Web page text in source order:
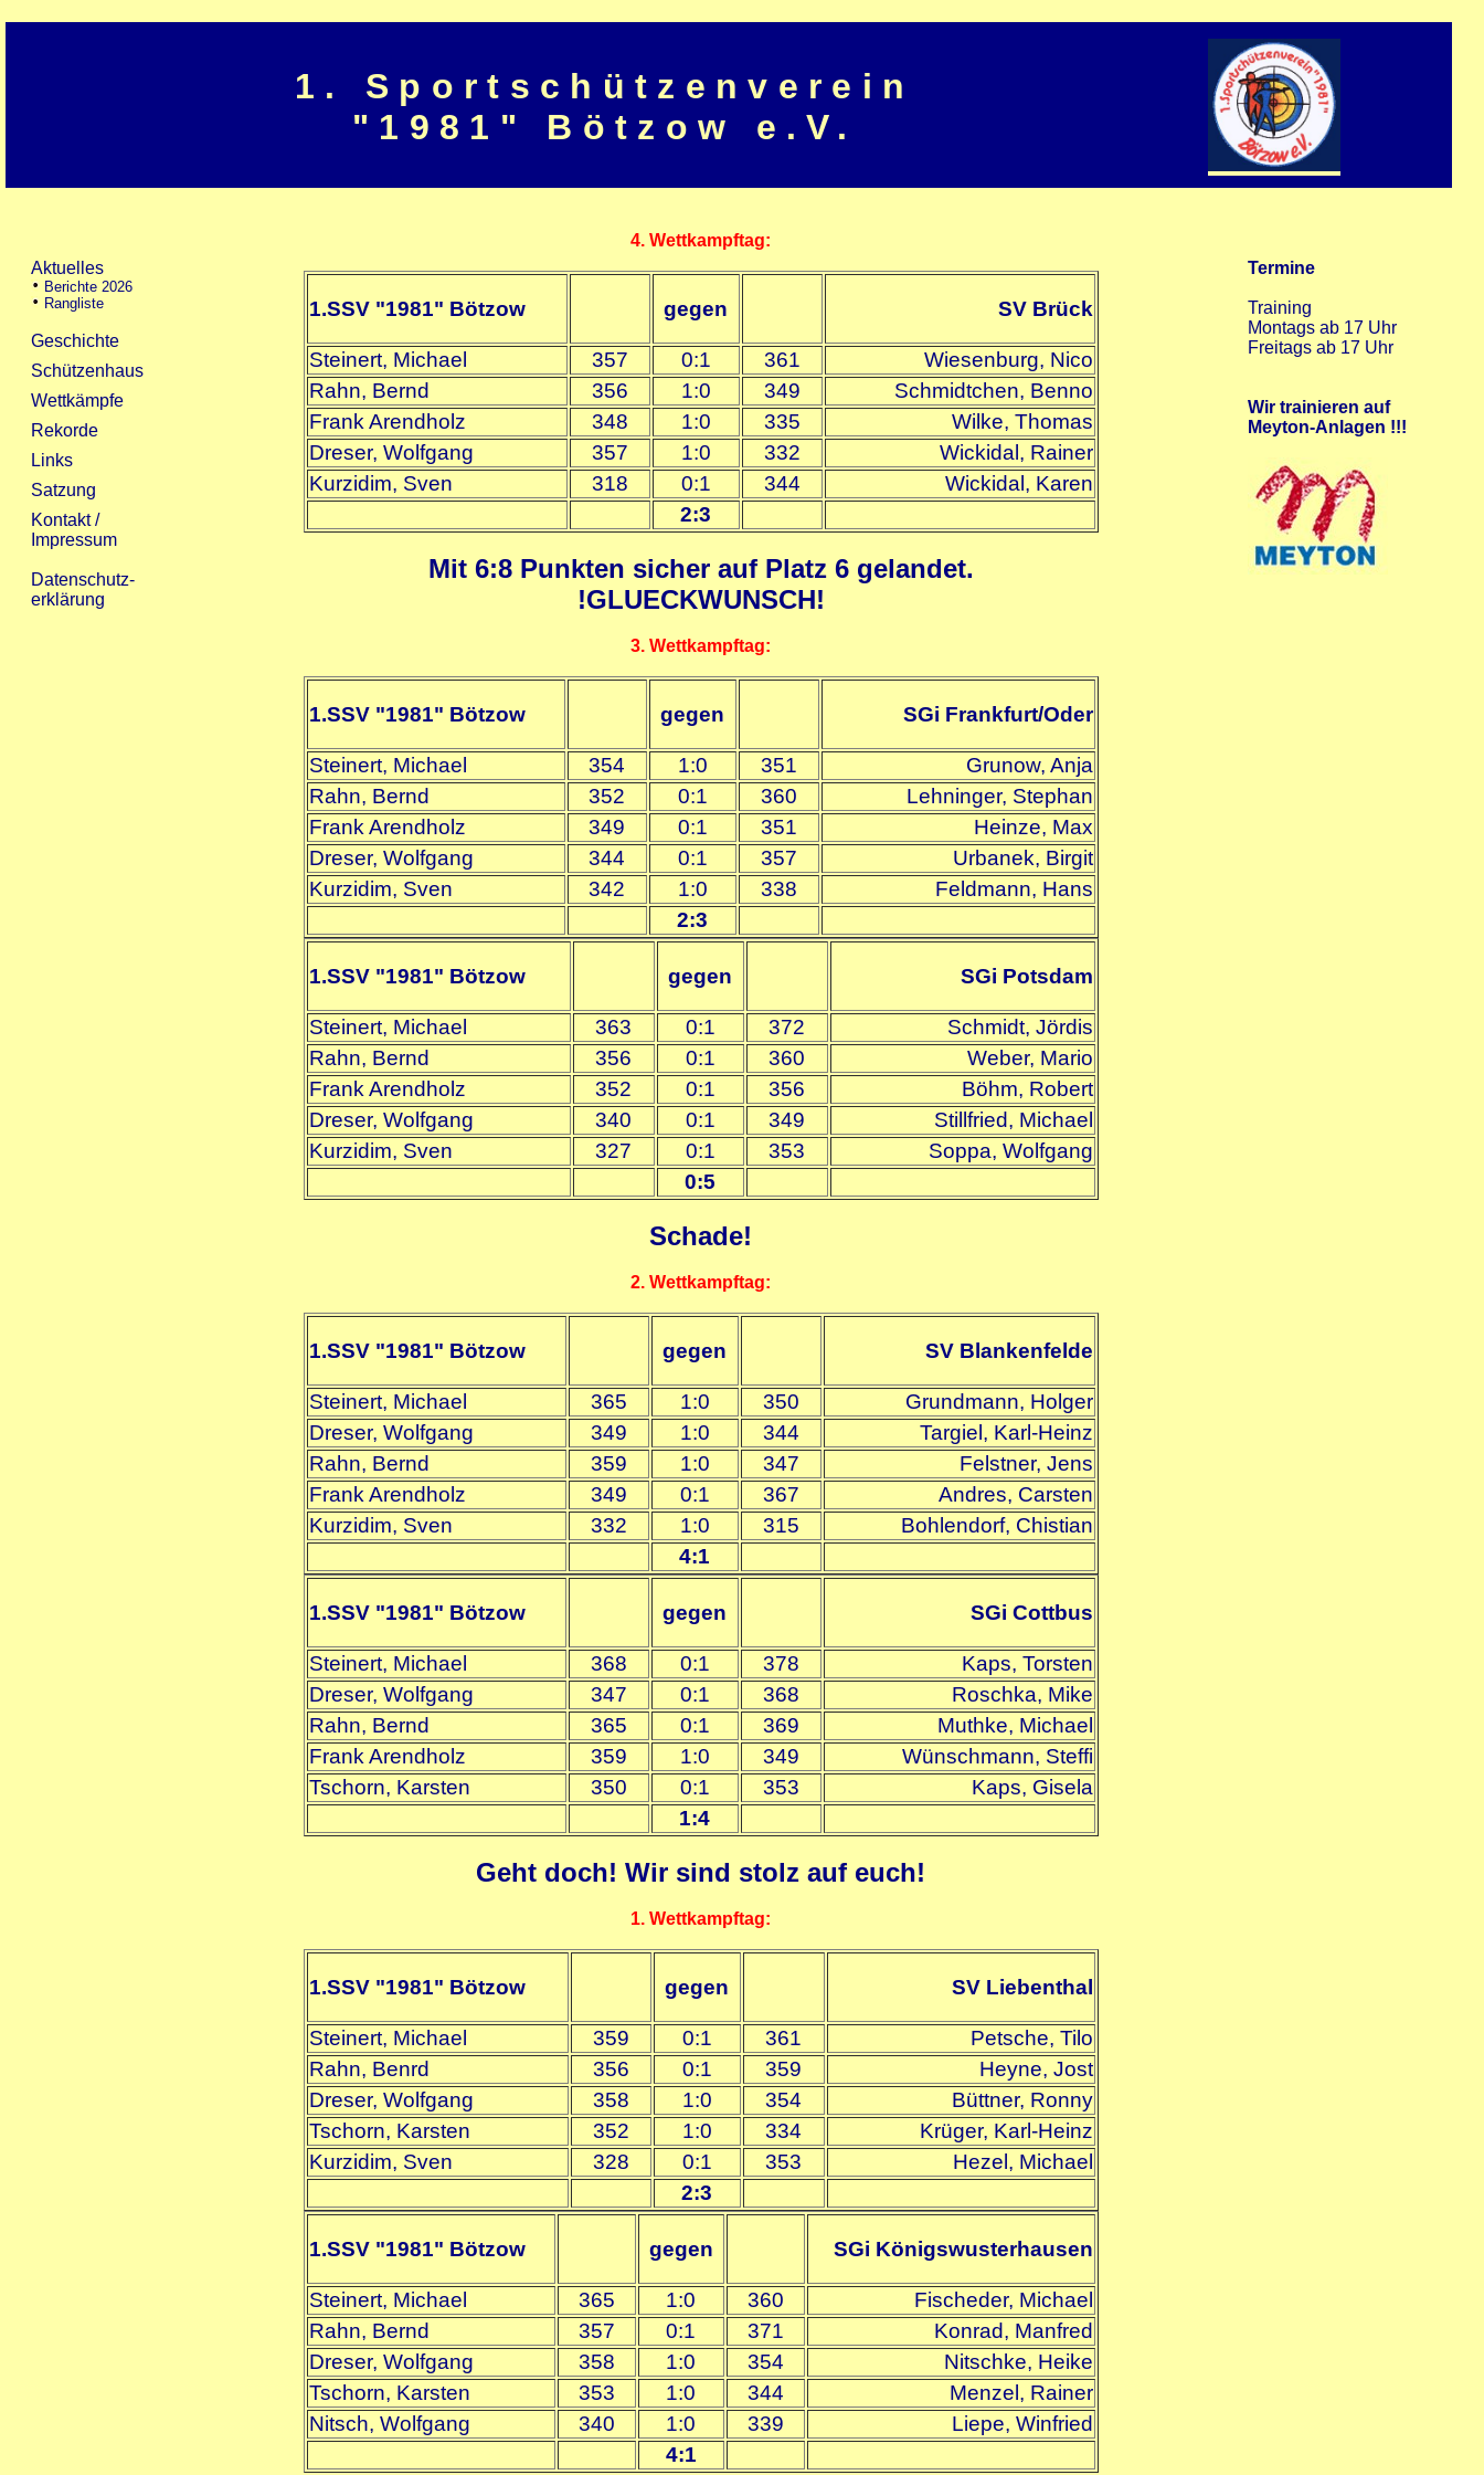
1. Sportschützenverein
"1981" Bötzow e.V.
4. Wettkampftag:
1.SSV "1981" Bötzow gegen SV Brück
Steinert, Michael 357 0:1 361
Wiesenburg, Nico
Rahn, Bernd
356 1:0 349
Schmidtchen, Benno
Frank Arendholz
348 1:0 335
Wilke, Thomas
Dreser, Wolfgang
357 1:0 332
Wickidal, Rainer
Kurzidim, Sven
318 0:1 344
Wickidal, Karen
2:3
Mit 6:8 Punkten sicher auf Platz 6 gelandet.
!GLUECKWUNSCH!
3. Wettkampftag:
1.SSV "1981" Bötzow gegen SGi Frankfurt/Oder
Steinert, Michael 354 1:0 351
Grunow, Anja
Rahn, Bernd
352 0:1 360
Lehninger, Stephan
Frank Arendholz
349 0:1 351
Heinze, Max
Dreser, Wolfgang
344 0:1 357
Urbanek, Birgit
Kurzidim, Sven
342 1:0 338
Feldmann, Hans
2:3
1.SSV "1981" Bötzow gegen SGi Potsdam
Steinert, Michael 363 0:1 372
Schmidt, Jördis
Rahn, Bernd
356 0:1 360
Weber, Mario
Frank Arendholz
352 0:1 356
Böhm, Robert
Dreser, Wolfgang
340 0:1 349
Stillfried, Michael
Kurzidim, Sven
327 0:1 353
Soppa, Wolfgang
0:5
Schade!
2. Wettkampftag:
1.SSV "1981" Bötzow gegen SV Blankenfelde
Steinert, Michael 365 1:0 350
Grundmann, Holger
Dreser, Wolfgang
349 1:0 344
Targiel, Karl-Heinz
Rahn, Bernd
359 1:0 347
Felstner, Jens
Frank Arendholz
349 0:1 367
Andres, Carsten
Kurzidim, Sven
332 1:0 315
Bohlendorf, Chistian
4:1
1.SSV "1981" Bötzow gegen SGi Cottbus
Steinert, Michael 368 0:1 378
Kaps, Torsten
Dreser, Wolfgang
347 0:1 368
Roschka, Mike
Rahn, Bernd
365 0:1 369
Muthke, Michael
Frank Arendholz
359 1:0 349
Wünschmann, Steffi
Tschorn, Karsten
350 0:1 353
Kaps, Gisela
1:4
Geht doch! Wir sind stolz auf euch!
1. Wettkampftag:
1.SSV "1981" Bötzow gegen SV Liebenthal
Steinert, Michael 359 0:1 361
Petsche, Tilo
Rahn, Benrd
356 0:1 359
Heyne, Jost
Dreser, Wolfgang
358 1:0 354
Büttner, Ronny
Tschorn, Karsten
352 1:0 334
Krüger, Karl-Heinz
Kurzidim, Sven
328 0:1 353
Hezel, Michael
2:3
1.SSV "1981" Bötzow gegen SGi Königswusterhausen
Steinert, Michael 365 1:0 360
Fischeder, Michael
Rahn, Bernd
357 0:1 371
Konrad, Manfred
Dreser, Wolfgang
358 1:0 354
Nitschke, Heike
Tschorn, Karsten
353 1:0 344
Menzel, Rainer
Nitsch, Wolfgang
340 1:0 339
Liepe, Winfried
4:1